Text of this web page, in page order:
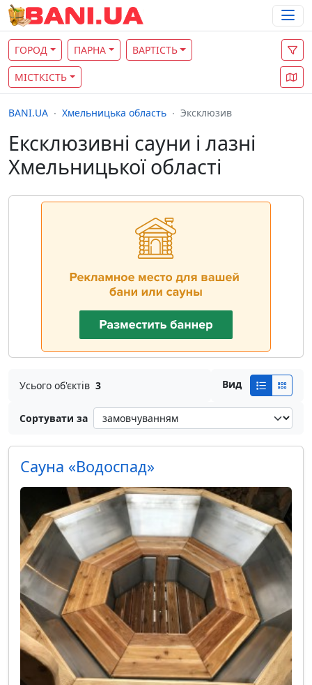
ГОРОД ПАРНА ВАРТІСТЬ
МІСТКІСТЬ
BANI.UA Хмельницька область Эксклюзив
Ексклюзивні сауни і лазні
Хмельницької області
Усього об'єктів 3 Вид
Сортувати за
Сауна «Водоспад»